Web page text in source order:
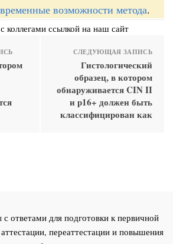
возможности метода.
коллегами ссылкой на наш сайт
СЛЕДУЮЩАЯ ЗАПИСЬ
Гистологический
образец, в котором
обнаруживается CIN II
и р16+ должен быть
классифицирован как
ответами для подготовки к первичной
переаттестации и повышения